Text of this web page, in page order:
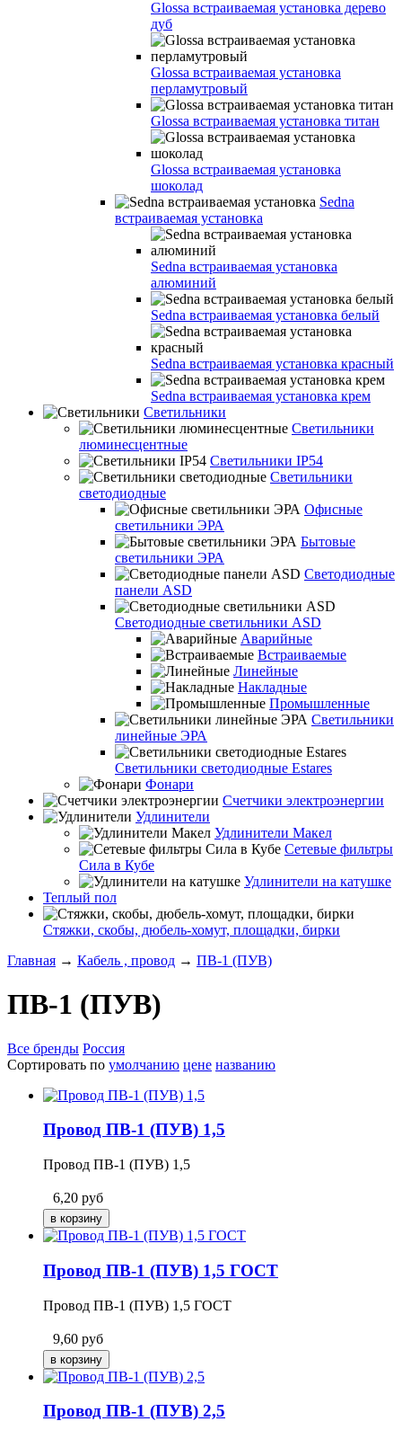
Glossa встраиваемая установка дерево
дуб
Glossa встраиваемая установка
перламутровый
Glossa встраиваемая установка титан
Glossa встраиваемая установка
шоколад
Sedna
встраиваемая установка
Sedna встраиваемая установка
алюминий
Sedna встраиваемая установка белый
Sedna встраиваемая установка красный
Sedna встраиваемая установка крем
Светильники
Светильники
люминесцентные
Светильники IP54
Светильники
светодиодные
Офисные
светильники ЭРА
Бытовые
светильники ЭРА
Светодиодные
панели ASD
Светодиодные светильники ASD
Аварийные
Встраиваемые
Линейные
Накладные
Промышленные
Светильники
линейные ЭРА
Светильники светодиодные Estares
Фонари
Счетчики электроэнергии
Удлинители
Удлинители Макел
Сетевые фильтры
Сила в Кубе
Удлинители на катушке
Теплый пол
Стяжки, скобы, дюбель-хомут, площадки, бирки
Главная → Кабель , провод → ПВ-1 (ПУВ)
ПВ-1 (ПУВ)
Все бренды Россия
Сортировать по умолчанию цене названию
Провод ПВ-1 (ПУВ) 1,5
Провод ПВ-1 (ПУВ) 1,5
6,20 руб
Провод ПВ-1 (ПУВ) 1,5 ГОСТ
Провод ПВ-1 (ПУВ) 1,5 ГОСТ
9,60 руб
Провод ПВ-1 (ПУВ) 2,5